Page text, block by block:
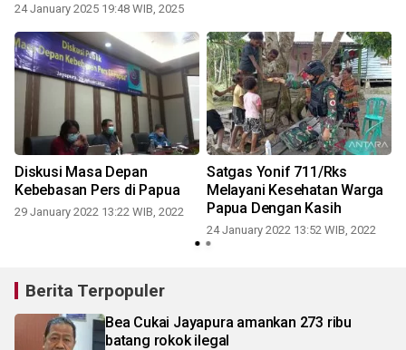
24 January 2025 19:48 WIB, 2025
Diskusi Masa Depan
Kebebasan Pers di Papua
29 January 2022 13:22 WIB, 2022
Satgas Yonif 711/Rks
Melayani Kesehatan Warga
Papua Dengan Kasih
24 January 2022 13:52 WIB, 2022
Berita Terpopuler
Bea Cukai Jayapura amankan 273 ribu
batang rokok ilegal